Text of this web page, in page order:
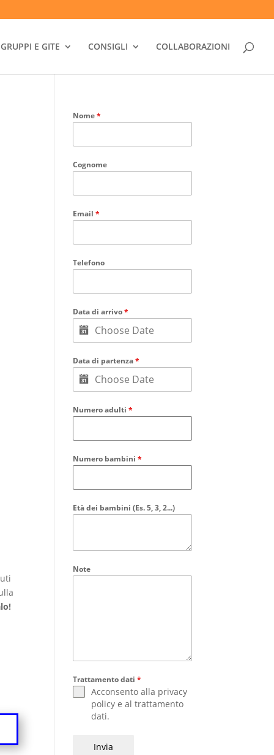
GRUPPI E GITE CONSIGLI COLLABORAZIONI
Nome*
Cognome
Email*
Telefono
Data di arrivo*
Data di partenza*
Numero adulti*
Numero bambini*
Età dei bambini (Es. 5, 3, 2...)
Note
Trattamento dati*
Acconsento alla privacy
policy e altrattamento
dati.
Invia